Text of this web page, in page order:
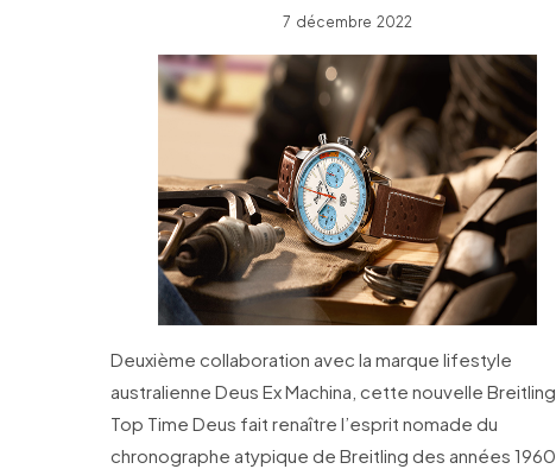
7 décembre 2022
Deuxième collaboration avec la marque lifestyle
australienne Deus Ex Machina, cette nouvelle Breitling
Top Time Deus fait renaître l’esprit nomade du
chronographe atypique de Breitling des années 1960.